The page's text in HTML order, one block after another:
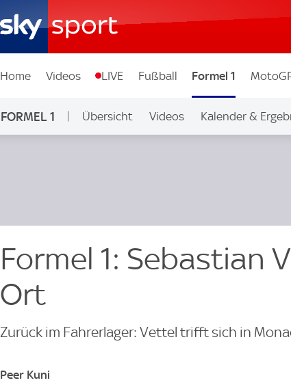
Home Videos LIVE Fußball Formel 1
FORMEL 1 Übersicht Videos Kalender &
Formel 1: Sebastian
Ort
Zurück im Fahrerlager: Vettel trifft sich in
Peer Kuni